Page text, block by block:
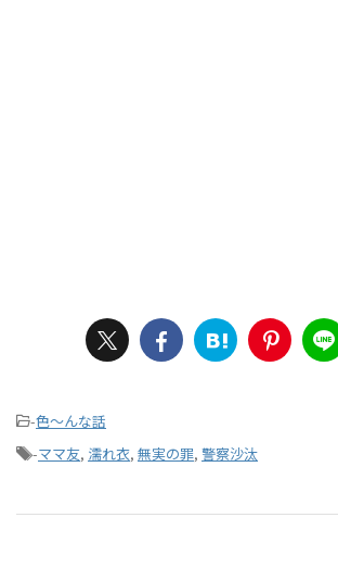
-色～んな話
-ママ友, 濡れ衣, 無実の罪, 警察沙汰